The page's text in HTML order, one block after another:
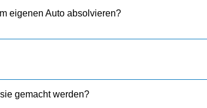
eigenen Auto absolvieren?
gemacht werden?